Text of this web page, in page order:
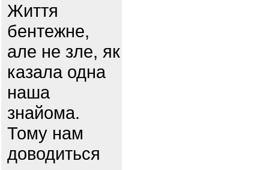
Життя
бентежне,
але не зле, як
казала одна
наша
знайома.
Тому нам
доводиться